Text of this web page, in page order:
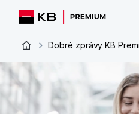
Dobré zprávy KB